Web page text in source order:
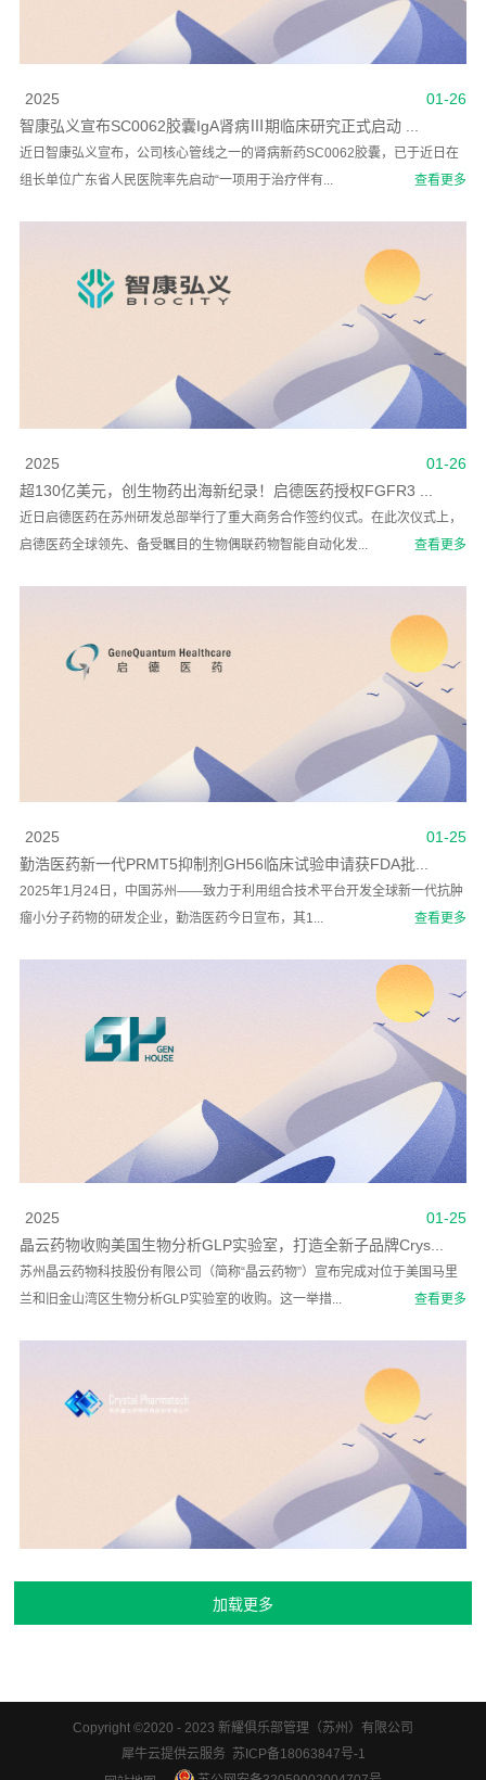
01-26
2025
智康弘义宣布SC0062胶囊IgA肾病Ⅲ期临床研究正式启动 ...
近日智康弘义宣布，公司核心管线之一的肾病新药SC0062胶囊，已于近日在
组长单位广东省人民医院率先启动“一项用于治疗伴有...
查看更多
01-26
2025
超130亿美元，创生物药出海新纪录！启德医药授权FGFR3 ...
近日启德医药在苏州研发总部举行了重大商务合作签约仪式。在此次仪式上，
启德医药全球领先、备受瞩目的生物偶联药物智能自动化发...
查看更多
01-25
2025
勤浩医药新一代PRMT5抑制剂GH56临床试验申请获FDA批...
2025年1月24日，中国苏州——致力于利用组合技术平台开发全球新一代抗肿
瘤小分子药物的研发企业，勤浩医药今日宣布，其1...
查看更多
01-25
2025
晶云药物收购美国生物分析GLP实验室，打造全新子品牌Crys...
苏州晶云药物科技股份有限公司（简称“晶云药物”）宣布完成对位于美国马里
兰和旧金山湾区生物分析GLP实验室的收购。这一举措...
查看更多
Copyright ©2020 - 2023 新耀俱乐部管理（苏州）有限公司
犀牛云提供云服务 苏ICP备18063847号-1